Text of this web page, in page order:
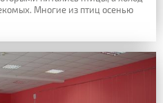
Многие из птиц осенью